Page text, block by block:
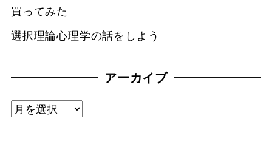
買ってみた
選択理論心理学の話をしよう
アーカイブ
ア